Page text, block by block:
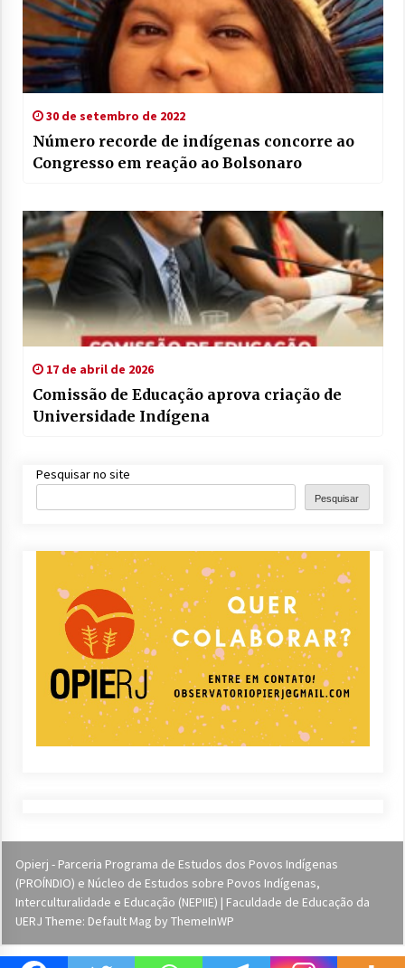
30 de setembro de 2022
Número recorde de indígenas concorre ao
Congresso em reação ao Bolsonaro
17 de abril de 2026
Comissão de Educação aprova criação de
Universidade Indígena
Pesquisar no site
Pesquisar
Opierj - Parceria Programa de Estudos dos Povos Indígenas
(PROÍNDIO) e Núcleo de Estudos sobre Povos Indígenas,
Interculturalidade e Educação (NEPIIE) | Faculdade de Educação da
UERJ Theme: Default Mag by ThemeInWP